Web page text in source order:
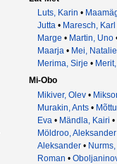
Luts, Karin •
Jutta • Maresch,
Marge • Martin, Uno
Maarja • Mei, Natalie
Merima, Sirje •
Mi-Obo
Mikiver, Olev •
Murakin, Ants •
Eva • Mändla, Kairi •
Möldroo, Aleksander
Aleksander •
Roman •